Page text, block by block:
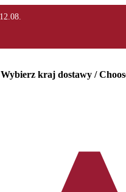
Wybierz kraj dostawy /